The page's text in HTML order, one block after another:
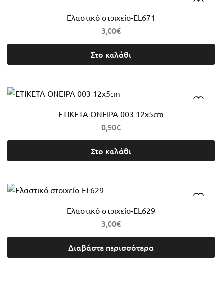
Ελαστικό στοιχείο-EL671
3,00€
Στο καλάθι
ΕΤΙΚΕΤΑ ΟΝΕΙΡΑ 003 12x5cm
0,90€
Στο καλάθι
Ελαστικό στοιχείο-EL629
3,00€
Διαβάστε περισσότερα